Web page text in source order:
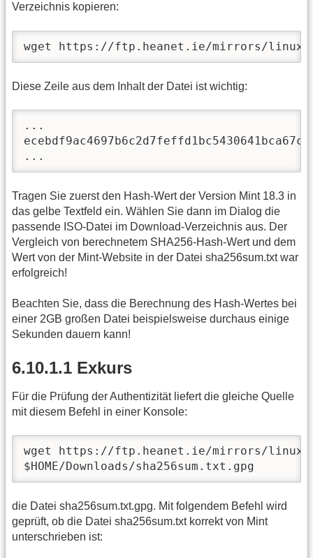
Verzeichnis kopieren:
wget https://ftp.heanet.ie/mirrors/
Diese Zeile aus dem Inhalt der Datei ist wichtig:
...
...
Tragen Sie zuerst den Hash-Wert der Version Mint 18.3 in
das gelbe Textfeld ein. Wählen Sie dann im Dialog die
passende ISO-Datei im Download-Verzeichnis aus. Der
Vergleich von berechnetem SHA256-Hash-Wert und dem
Wert von der Mint-Website in der Datei sha256sum.txt war
erfolgreich!
Beachten Sie, dass die Berechnung des Hash-Wertes bei
einer 2GB großen Datei beispielsweise durchaus einige
Sekunden dauern kann!
6.10.1.1 Exkurs
Für die Prüfung der Authentizität liefert die gleiche Quelle
mit diesem Befehl in einer Konsole:
wget https://ftp.heanet.ie/mirrors/
$HOME/Downloads/sha256sum.txt.gpg
die Datei sha256sum.txt.gpg. Mit folgendem Befehl wird
geprüft, ob die Datei sha256sum.txt korrekt von Mint
unterschrieben ist: